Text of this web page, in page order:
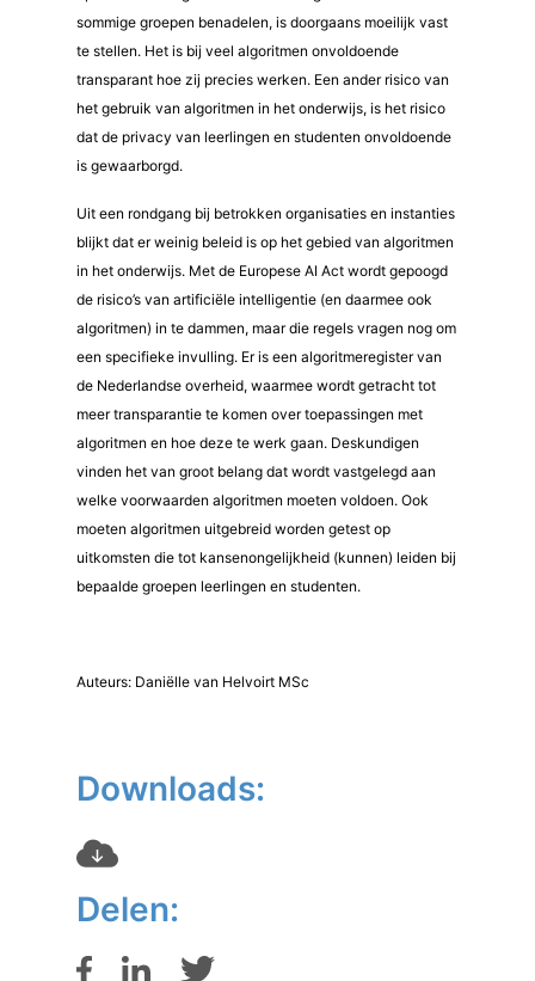
sommige groepen benadelen, is doorgaans moeilijk vast
te stellen. Het is bij veel algoritmen onvoldoende
transparant hoe zij precies werken. Een ander risico van
het gebruik van algoritmen in het onderwijs, is het risico
dat de privacy van leerlingen en studenten onvoldoende
is gewaarborgd.
Uit een rondgang bij betrokken organisaties en instanties
blijkt dat er weinig beleid is op het gebied van algoritmen
in het onderwijs. Met de Europese AI Act wordt gepoogd
de risico’s van artificiële intelligentie (en daarmee ook
algoritmen) in te dammen, maar die regels vragen nog om
een specifieke invulling. Er is een algoritmeregister van
de Nederlandse overheid, waarmee wordt getracht tot
meer transparantie te komen over toepassingen met
algoritmen en hoe deze te werk gaan. Deskundigen
vinden het van groot belang dat wordt vastgelegd aan
welke voorwaarden algoritmen moeten voldoen. Ook
moeten algoritmen uitgebreid worden getest op
uitkomsten die tot kansenongelijkheid (kunnen) leiden bij
bepaalde groepen leerlingen en studenten.
Auteurs: Daniëlle van Helvoirt MSc
Downloads:
Delen: